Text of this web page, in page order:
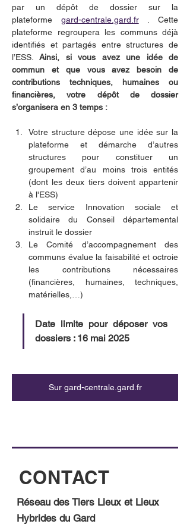
par un dépôt de dossier sur la
plateforme gard-centrale.gard.fr . Cette
plateforme regroupera les communs déjà
identifiés et partagés entre structures de
l’ESS. Ainsi, si vous avez une idée de
commun et que vous avez besoin de
contributions techniques, humaines ou
financières, votre dépôt de dossier
s’organisera en 3 temps :
Votre structure dépose une idée sur la
plateforme et démarche d’autres
structures pour constituer un
groupement d’au moins trois entités
(dont les deux tiers doivent appartenir
à l'ESS)
Le service Innovation sociale et
solidaire du Conseil départemental
instruit le dossier
Le Comité d’accompagnement des
communs évalue la faisabilité et octroie
les contributions nécessaires
(financières, humaines, techniques,
matérielles,…)
Date limite pour déposer vos
dossiers : 16 mai 2025
Sur gard-centrale.gard.fr
CONTACT
Réseau des Tiers Lieux et Lieux
Hybrides du Gard